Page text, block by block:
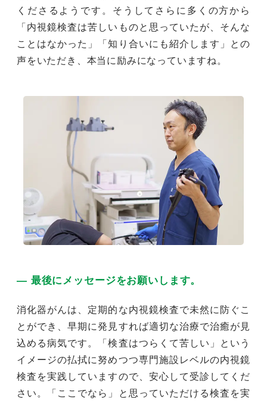
くださるようです。そうしてさらに多くの方から
「内視鏡検査は苦しいものと思っていたが、そんな
ことはなかった」「知り合いにも紹介します」との
声をいただき、本当に励みになっていますね。
― 最後にメッセージをお願いします。
消化器がんは、定期的な内視鏡検査で未然に防ぐこ
とができ、早期に発見すれば適切な治療で治癒が見
込める病気です。「検査はつらくて苦しい」という
イメージの払拭に努めつつ専門施設レベルの内視鏡
検査を実践していますので、安心して受診してくだ
さい。「ここでなら」と思っていただける検査を実